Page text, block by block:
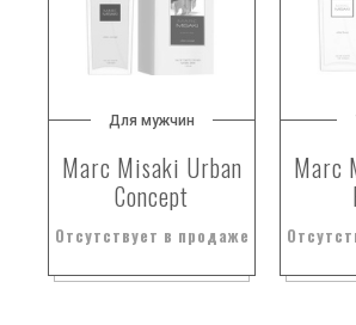
Для мужчин
Marc Misaki Urban
Concept
Отсутствует в продаже
Marc